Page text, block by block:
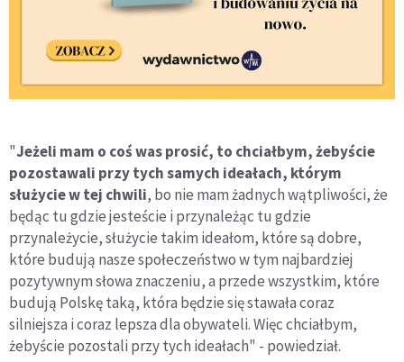
"Jeżeli mam o coś was prosić, to chciałbym, żebyście
pozostawali przy tych samych ideałach, którym
służycie w tej chwili, bo nie mam żadnych wątpliwości, że
będąc tu gdzie jesteście i przynależąc tu gdzie
przynależycie, służycie takim ideałom, które są dobre,
które budują nasze społeczeństwo w tym najbardziej
pozytywnym słowa znaczeniu, a przede wszystkim, które
budują Polskę taką, która będzie się stawała coraz
silniejsza i coraz lepsza dla obywateli. Więc chciałbym,
żebyście pozostali przy tych ideałach" - powiedział.